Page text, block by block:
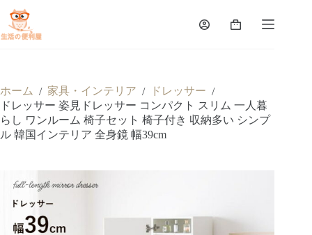
ホーム / 家具・インテリア / ドレッサー /
ドレッサー 姿見ドレッサー コンパクト スリム 一人暮
らし ワンルーム 椅子セット 椅子付き 収納多い シンプ
ル 韓国インテリア 全身鏡 幅39cm